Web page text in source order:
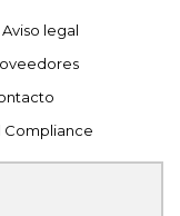
Aviso legal
Compliance